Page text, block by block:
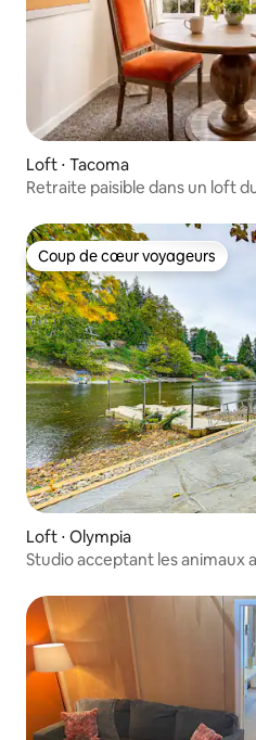
Loft ⋅ Tacoma
Retraite paisible dans un loft
Coup de cœur voyageurs
Coup de cœur voyageurs
Loft ⋅ Olympia
Studio acceptant les animaux